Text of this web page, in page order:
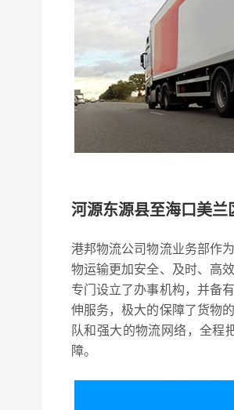
河源东源县至海口美兰
港邦物流公司物流业务部作
物运输更加安全、及时、高
专门设立了办事机构，并备
伸服务，极大的保障了货物
队和强大的物流网络，全程
障。